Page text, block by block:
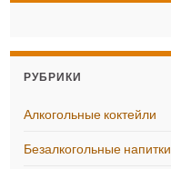
РУБРИКИ
Алкогольные коктейли
Безалкогольные напитки